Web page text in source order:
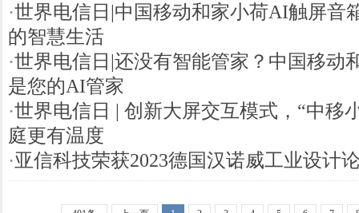
·世界电信日|中国移动和家小荷AI触屏音
的智慧生活
·世界电信日|还没有智能管家？中国移动
是您的AI管家
·世界电信日 | 创新大屏交互模式，“中移
庭更有温度
·亚信科技荣获2023德国汉诺威工业设计